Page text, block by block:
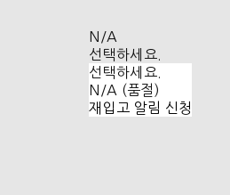
N/A
선택하세요.
선택하세요.
N/A (품절)
재입고 알림 신청